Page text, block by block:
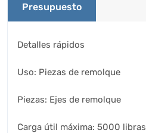
Presupuesto
Detalles rápidos
Uso: Piezas de remolque
Piezas: Ejes de remolque
Carga útil máxima: 5000 libras